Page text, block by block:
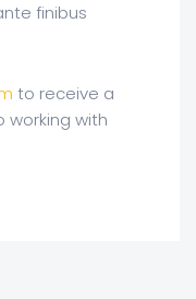
finibus
to receive a
working with